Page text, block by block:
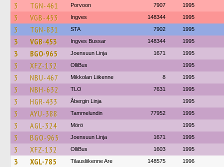
3 TGN-461 Porvoon 7907 1995
3 VGB-453 Ingves 148344 1995
3 TGN-831 STA 7902 1995
3 VGB-453 Ingves Bussar 148344 1995
3 BGO-965 Joensuun Linja 1671 1995
3 XFZ-132 OlliBus 1995
3 NBU-467 Mikkolan Liikenne 8 1995
3 NBH-632 TLO 7631 1995
3 HGR-433 Åbergin Linja 1995
3 AYU-388 Tammelundin 77952 1995
3 AGL-324 Mörö 1995
3 BGO-965 Joensuun Linja 1671 1995
3 XFZ-132 OlliBus 1603 1995
3 XGL-785 Tilausliikenne Are 148575 1996